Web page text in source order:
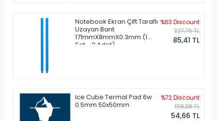
Notebook Ekran Çift Taraflı
Uzayan Bant
171mmX8mmX0.3mm (1
Set - 2 Adet)
%63 Discount
227,76 TL
85,41 TL
Ice Cube Termal Pad 6w
0.5mm 50x50mm
%72 Discount
198,38 TL
54,66 TL